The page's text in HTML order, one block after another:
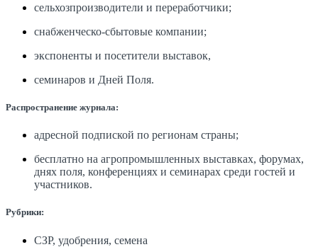
сельхозпроизводители и переработчики;
снабженческо-сбытовые компании;
экспоненты и посетители выставок,
семинаров и Дней Поля.
Распространение журнала:
адресной подпиской по регионам страны;
бесплатно на агропромышленных выставках, форумах,
днях поля, конференциях и семинарах среди гостей и
участников.
Рубрики:
СЗР, удобрения, семена